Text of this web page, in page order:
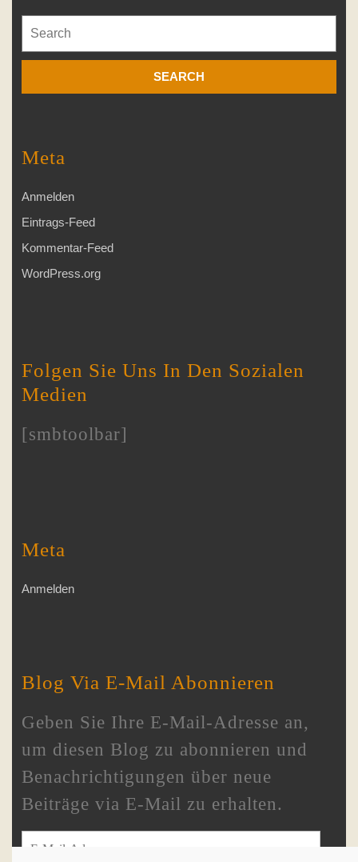
for:
Meta
Anmelden
Eintrags-Feed
Kommentar-Feed
WordPress.org
Folgen Sie Uns In Den Sozialen
Medien
[smbtoolbar]
Meta
Anmelden
Blog Via E-Mail Abonnieren
Geben Sie Ihre E-Mail-Adresse an,
um diesen Blog zu abonnieren und
Benachrichtigungen über neue
Beiträge via E-Mail zu erhalten.
E-Mail-Adresse